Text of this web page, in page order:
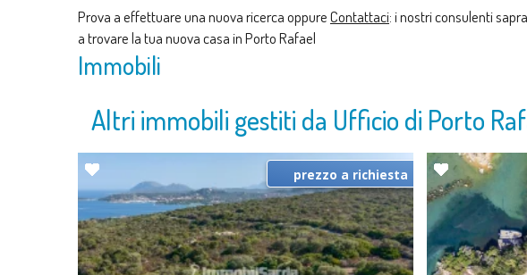
Prova a effettuare una nuova ricerca oppureContattaci: i nostri consulenti
a trovare la tua nuova casa in Porto Rafael
Immobili
Altri immobili gestiti da Ufficio di Porto
prezzo a richiesta